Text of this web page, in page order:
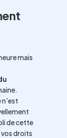
mais
n'est
de cette
droits